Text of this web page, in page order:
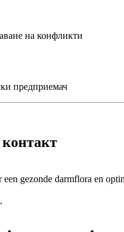
на конфликти
предприемач
gezonde darmflora en